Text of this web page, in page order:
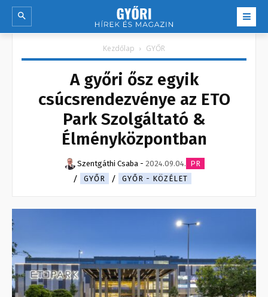
Kezdőlap GYŐR
A győri ősz egyik
csúcsrendezvénye az ETO
Park Szolgáltató &
Élményközpontban
Szentgáthi Csaba - 2024.09.04. PR
GYŐR
GYŐR - KÖZÉLET